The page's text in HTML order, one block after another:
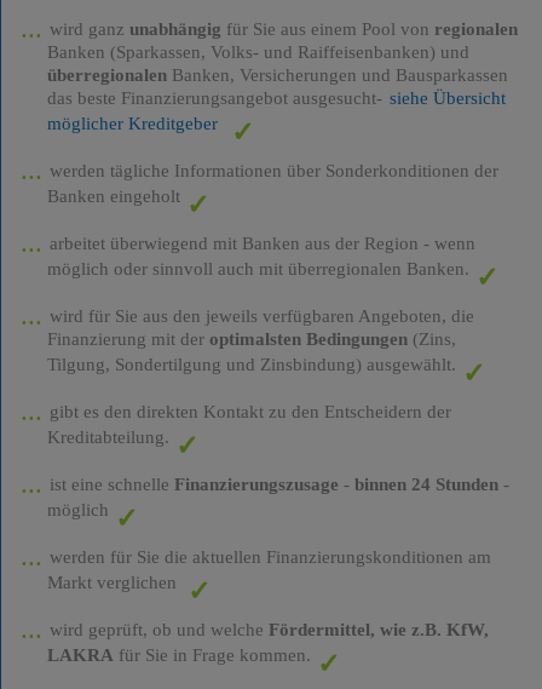
wird ganz unabhängig für Sie aus einem Pool von regionalen
Banken (Sparkassen, Volks- und Raiffeisenbanken) und
überregionalenBanken, Versicherungen und Bausparkassen
das beste Finanzierungsangebot ausgesucht- siehe Übersicht
möglicher Kreditgeber
werden tägliche Informationen über Sonderkonditionen der
Banken eingeholt
arbeitet überwiegend mit Banken aus der Region - wenn
möglich oder sinnvoll auch mit überregionalen Banken.
wird für Sie aus den jeweils verfügbaren Angeboten, die
Finanzierung mit der optimalsten Bedingungen(Zins,
Tilgung, Sondertilgung und Zinsbindung) ausgewählt.
gibt es den direkten Kontakt zu den Entscheidern der
Kreditabteilung.
ist eine schnelle Finanzierungszusage - binnen 24 Stunden-
möglich
werden für Sie die aktuellen Finanzierungskonditionen am
Markt verglichen
wird geprüft, ob und welche Fördermittel, wie z.B. KfW,
LAKRA für Sie in Frage kommen.